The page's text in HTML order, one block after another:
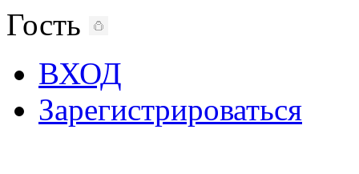
Гость
ВХОД
Зарегистрироваться